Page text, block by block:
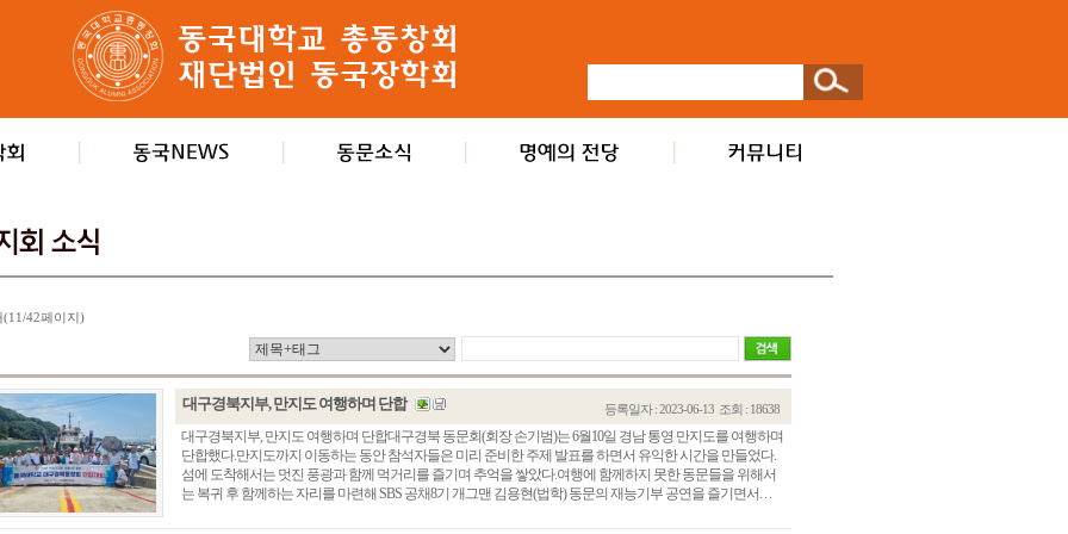
(11/42페이지)
대구경북지부, 만지도 여행하며 단합 등록일자 : 2023-06-13 조회 : 18638
대구경북지부, 만지도 여행하며 단합대구경북 동문회(회장 손기범)는 6월10일 경남 통영 만지도를 여행하며
단합했다.만지도까지 이동하는 동안 참석자들은 미리 준비한 주제 발표를 하면서 유익한 시간을 만들었다.
섬에 도착해서는 멋진 풍광과 함께 먹거리를 즐기며 추억을 쌓았다.여행에 함께하지 못한 동문들을 위해서
는 복귀 후 함께하는 자리를 마련해 SBS 공채8기 개그맨 김용현(법학) 동문의 재능기부 공연을 즐기면서. . .